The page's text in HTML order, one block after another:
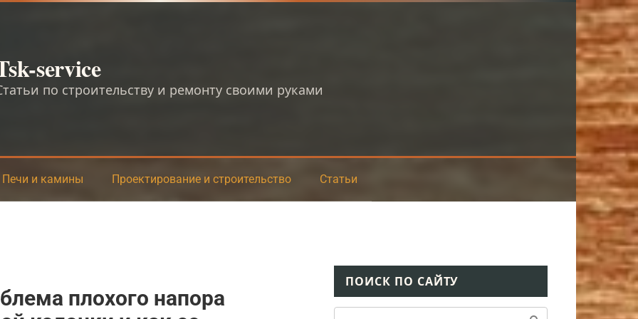
service
по строительству и ремонту своими руками
Печи и камины Проектирование и строительство Статьи
плохого напора
ПОИСК ПО САЙТУ